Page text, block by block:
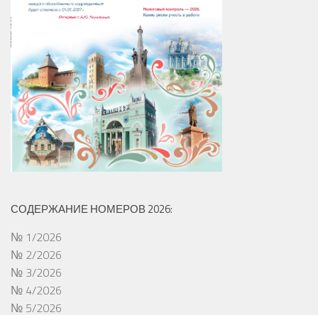
СОДЕРЖАНИЕ НОМЕРОВ 2026:
№ 1/2026
№ 2/2026
№ 3/2026
№ 4/2026
№ 5/2026